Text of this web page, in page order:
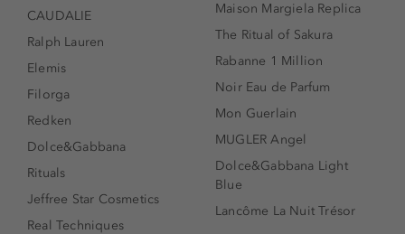
CAUDALIE
Ralph Lauren
Elemis
Filorga
Redken
Dolce&Gabbana
Rituals
Jeffree Star Cosmetics
Real Techniques
Maison Margiela Replica
The Ritual of Sakura
Rabanne 1 Million
Noir Eau de Parfum
Mon Guerlain
MUGLER Angel
Dolce&Gabbana Light
Blue
Lancôme La Nuit Trésor